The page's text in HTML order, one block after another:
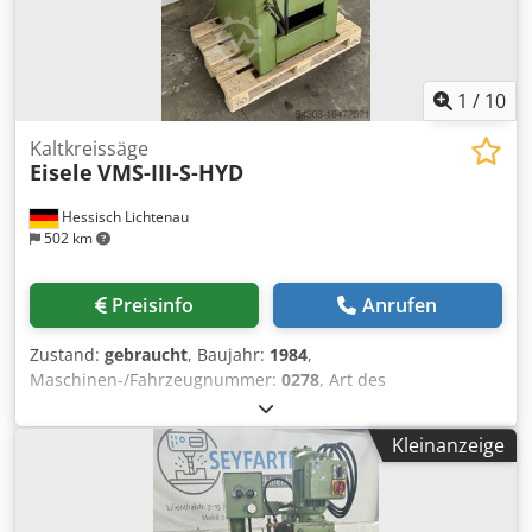
1 / 10
Hessisch Lichtenau
502 km
Kaltkreissäge
Eisele VMS-III-S-HYD
Preisinfo Anrufen
Zustand: gebraucht, Baujahr: 1984,
Maschinen-/Fahrzeugnummer: 0278, Art des
, Eingangsspannung:
Gehrungs Kaltkreissäge EISELE Typ VMS-III-S-HYD Typ Nr.
430 Masch. Nr. 0278 Baujahr 1984 Sägebereich bei 90°:
(Rund) Ø 120 mm Sägebereich bei 90°: (Flach) 150 x 110
mm Sägebereich bei 45°: (Rund) Ø 100 mm Sägebereich
Kleinanzeige